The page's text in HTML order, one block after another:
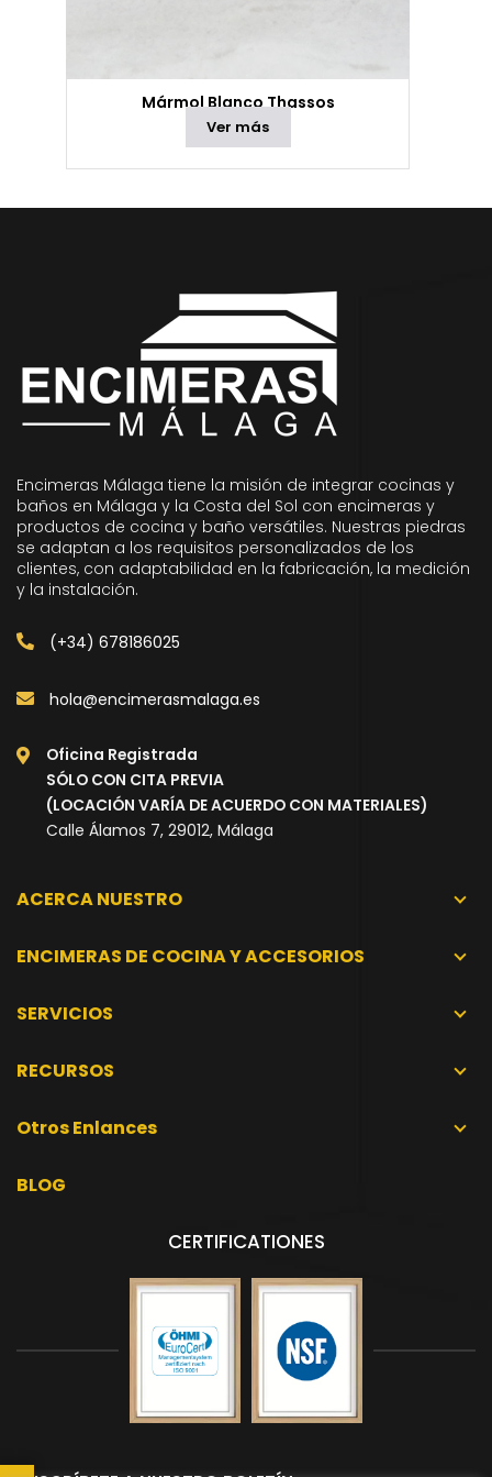
Mármol Blanco Thassos
Ver más
Encimeras Málaga tiene la misión de integrar cocinas y
baños en Málaga y la Costa del Sol con encimeras y
productos de cocina y baño versátiles. Nuestras piedras
se adaptan a los requisitos personalizados de los
clientes, con adaptabilidad en la fabricación, la medición
y la instalación.
(+34) 678186025
hola@encimerasmalaga.es
Oficina Registrada
SÓLO CON CITA PREVIA
(LOCACIÓN VARÍA DE ACUERDO CON MATERIALES)
Calle Álamos 7, 29012, Málaga
ACERCA NUESTRO
ENCIMERAS DE COCINA Y ACCESORIOS
SERVICIOS
RECURSOS
Otros Enlances
BLOG
CERTIFICATIONES